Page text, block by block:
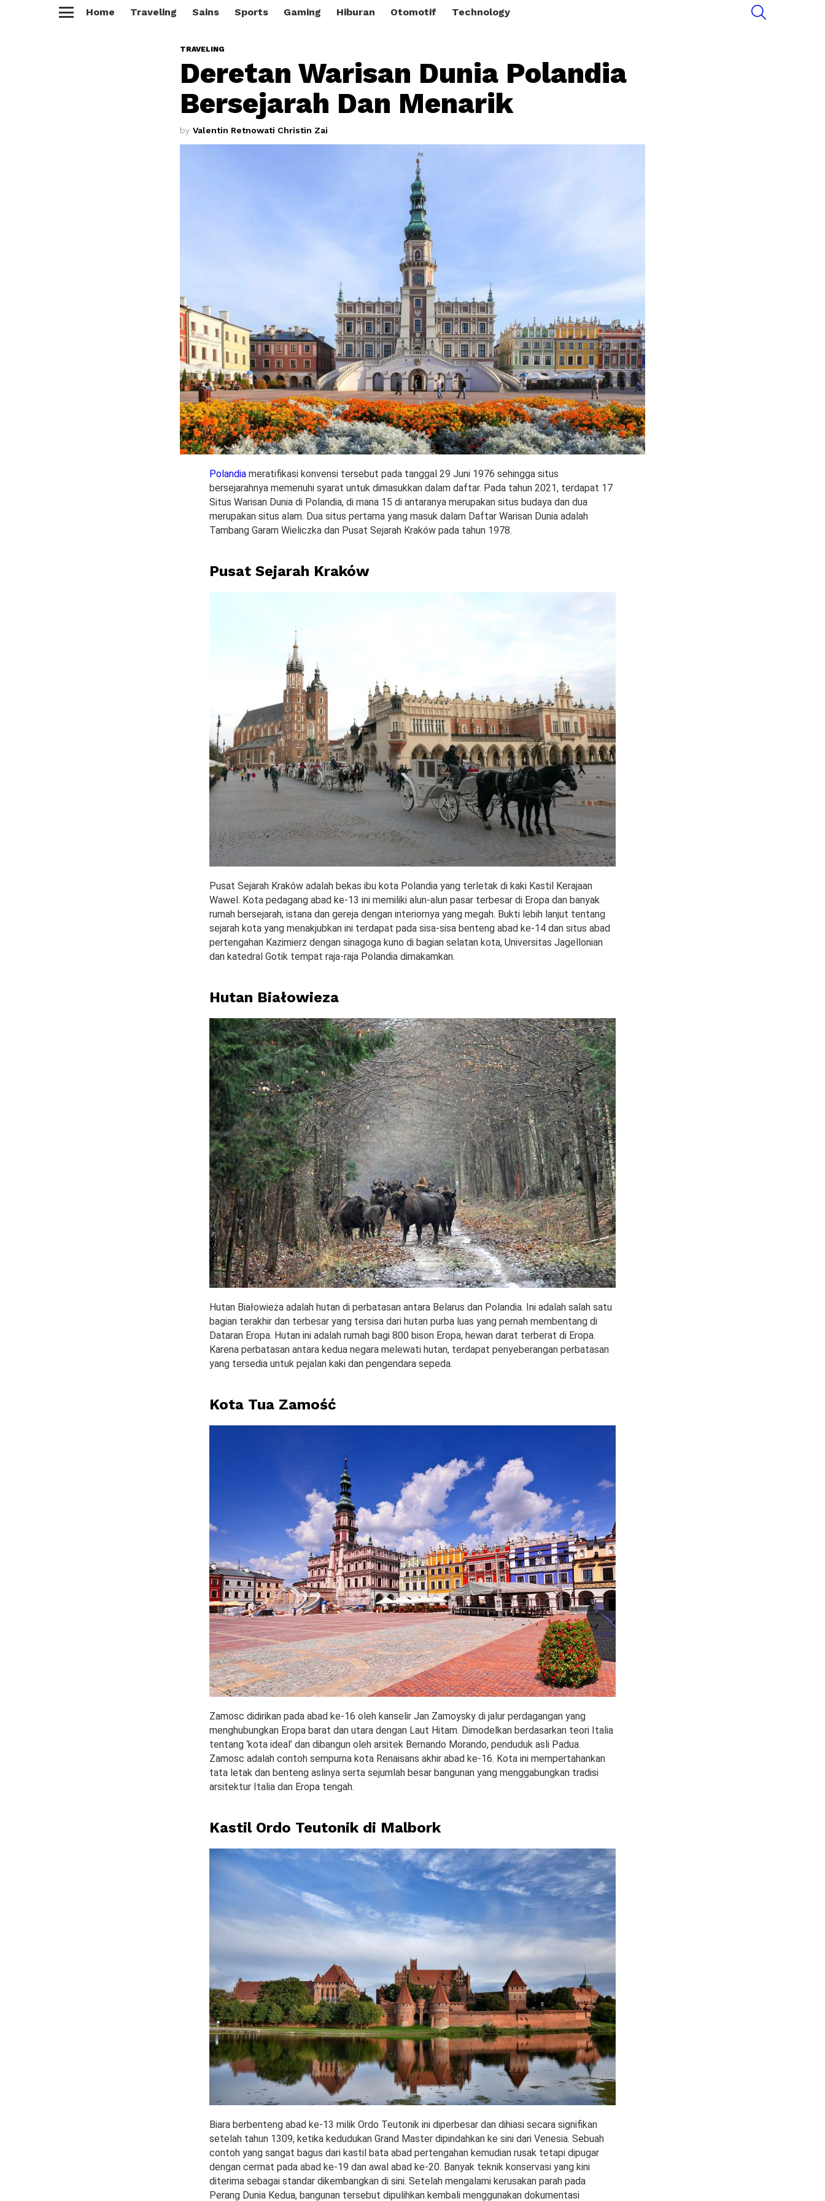
Home Traveling Sains Sports Gaming Hiburan Otomotif Technology
TRAVELING
Deretan Warisan Dunia Polandia
Bersejarah Dan Menarik
by Valentin Retnowati Christin Zai
Polandia meratifikasi konvensi tersebut pada tanggal 29 Juni 1976 sehingga situs
bersejarahnya memenuhi syarat untuk dimasukkan dalam daftar. Pada tahun 2021, terdapat 17
Situs Warisan Dunia di Polandia, di mana 15 di antaranya merupakan situs budaya dan dua
merupakan situs alam. Dua situs pertama yang masuk dalam Daftar Warisan Dunia adalah
Tambang Garam Wieliczka dan Pusat Sejarah Kraków pada tahun 1978.
Pusat Sejarah Kraków
Pusat Sejarah Kraków adalah bekas ibu kota Polandia yang terletak di kaki Kastil Kerajaan
Wawel. Kota pedagang abad ke-13 ini memiliki alun-alun pasar terbesar di Eropa dan banyak
rumah bersejarah, istana dan gereja dengan interiornya yang megah. Bukti lebih lanjut tentang
sejarah kota yang menakjubkan ini terdapat pada sisa-sisa benteng abad ke-14 dan situs abad
pertengahan Kazimierz dengan sinagoga kuno di bagian selatan kota, Universitas Jagellonian
dan katedral Gotik tempat raja-raja Polandia dimakamkan.
Hutan Białowieza
Hutan Białowieża adalah hutan di perbatasan antara Belarus dan Polandia. Ini adalah salah satu
bagian terakhir dan terbesar yang tersisa dari hutan purba luas yang pernah membentang di
Dataran Eropa. Hutan ini adalah rumah bagi 800 bison Eropa, hewan darat terberat di Eropa.
Karena perbatasan antara kedua negara melewati hutan, terdapat penyeberangan perbatasan
yang tersedia untuk pejalan kaki dan pengendara sepeda.
Kota Tua Zamość
Zamosc didirikan pada abad ke-16 oleh kanselir Jan Zamoysky di jalur perdagangan yang
menghubungkan Eropa barat dan utara dengan Laut Hitam. Dimodelkan berdasarkan teori Italia
tentang ‘kota ideal’ dan dibangun oleh arsitek Bernando Morando, penduduk asli Padua.
Zamosc adalah contoh sempurna kota Renaisans akhir abad ke-16. Kota ini mempertahankan
tata letak dan benteng aslinya serta sejumlah besar bangunan yang menggabungkan tradisi
arsitektur Italia dan Eropa tengah.
Kastil Ordo Teutonik di Malbork
Biara berbenteng abad ke-13 milik Ordo Teutonik ini diperbesar dan dihiasi secara signifikan
setelah tahun 1309, ketika kedudukan Grand Master dipindahkan ke sini dari Venesia. Sebuah
contoh yang sangat bagus dari kastil bata abad pertengahan kemudian rusak tetapi dipugar
dengan cermat pada abad ke-19 dan awal abad ke-20. Banyak teknik konservasi yang kini
diterima sebagai standar dikembangkan di sini. Setelah mengalami kerusakan parah pada
Perang Dunia Kedua, bangunan tersebut dipulihkan kembali menggunakan dokumentasi